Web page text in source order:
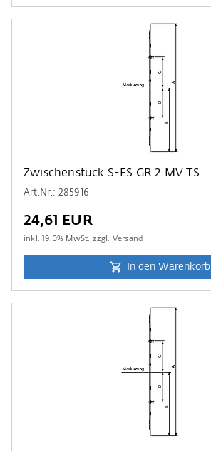
Zwischenstück S-ES GR.2 MV TS
Art.Nr.: 285916
24,61 EUR
inkl.19.0% MwSt. zzgl. Versand
In den Warenkorb